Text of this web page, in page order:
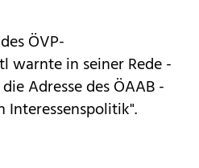
ÖVP-
warnte in seiner Rede -
Adresse des ÖAAB -
Interessenspolitik".